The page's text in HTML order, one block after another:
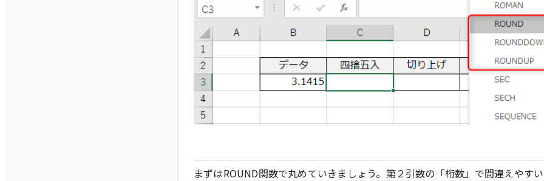
まずはROUND関数で丸めていきましょう。第２引数の「桁数」で間違えやす